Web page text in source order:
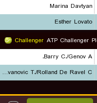
Marina Davtyan
Esther Lovato
Challenger ATP Challenger
Barry C./Genov A.
Radovanovic T./Rolland De Ravel C.